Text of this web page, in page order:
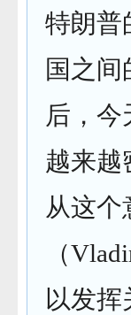
特朗普
国之
后，
越来越
从这个
（
以发